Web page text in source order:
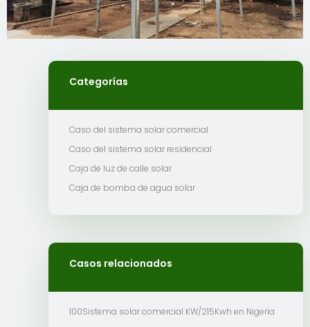
Categorías
Caso del sistema solar comercial
Caso del sistema solar residencial
Caja de luz de calle solar
Caja de bomba de agua solar
Casos relacionados
100Sistema solar comercial KW/215Kwh en Nigeria